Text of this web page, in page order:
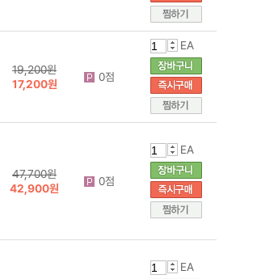
19,200원
17,200원
0점
EA
47,700원
42,900원
0점
EA
EA